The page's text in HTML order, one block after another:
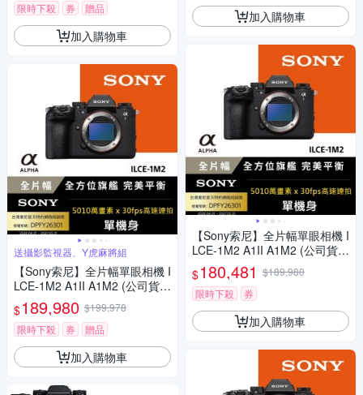
限時下殺 券 贈品
加入購物車
送攝影監視器、Y虎麻將組
【Sony索尼】全片幅單眼相機 I
LCE-1M2 A1II A1M2 (公司貨
保固18+6個月)
$189,980 $199,978
限時下殺
券 贈品
加入購物車
加入購物車
【Sony索尼】全片幅單眼相機 I
LCE-1M2 A1II A1M2 (公司貨
保固18+6個月)
$180,481 $189,980
限時下殺
券
加入購物車